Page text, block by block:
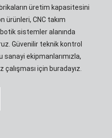
üretim kapasitesini
ürünleri, CNC takım
sistemler alanında
Güvenilir teknik kontrol
ekipmanlarımızla,
için buradayız.